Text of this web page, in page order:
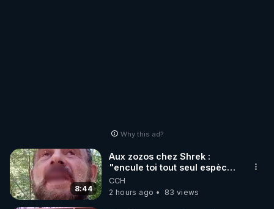
Why this ad?
8:44
Aux zozos chez Shrek :
"encule toi tout seul espèce
de mal polish"
CCH
2 hours ago
83 views